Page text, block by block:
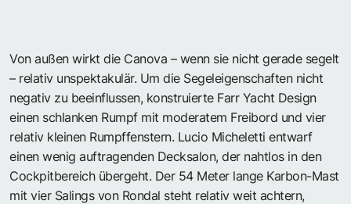
Von außen wirkt die Canova – wenn sie nicht gerade segelt
– relativ unspektakulär. Um die Segeleigenschaften nicht
negativ zu beeinflussen, konstruierte Farr Yacht Design
einen schlanken Rumpf mit moderatem Freibord und vier
relativ kleinen Rumpffenstern. Lucio Micheletti entwarf
einen wenig auftragenden Decksalon, der nahtlos in den
Cockpitbereich übergeht. Der 54 Meter lange Karbon-Mast
mit vier Salings von Rondal steht relativ weit achtern,